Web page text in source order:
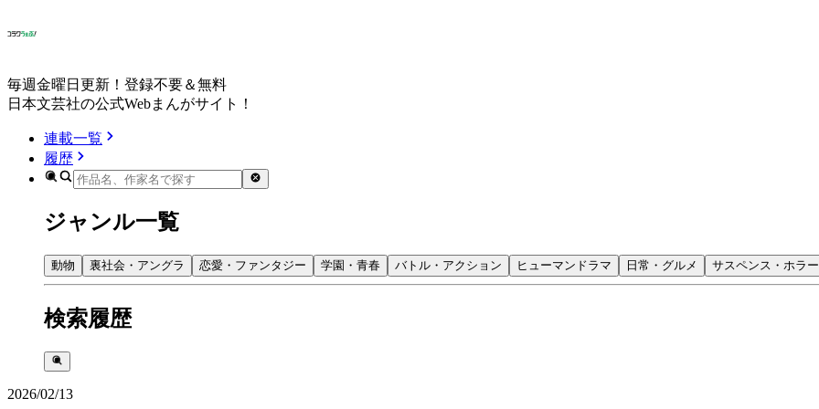
毎週金曜日更新！登録不要＆無料
日本文芸社の公式Webまんがサイト！
連載一覧
履歴
ジャンル一覧
動物 裏社会・アングラ 恋愛・ファンタジー 学園・青春 バトル・アクション ヒューマンドラマ 日常・グルメ サスペンス・ホラー
検索履歴
2026/02/13